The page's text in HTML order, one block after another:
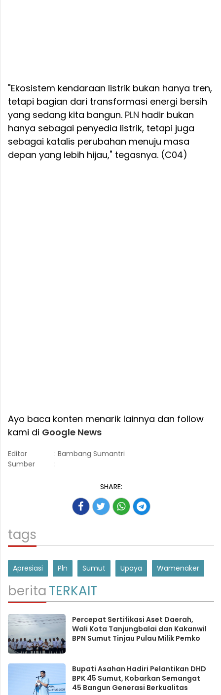
"Ekosistem kendaraan listrik bukan hanya tren,
tetapi bagian dari transformasi energi bersih
yang sedang kita bangun. PLN hadir bukan
hanya sebagai penyedia listrik, tetapi juga
sebagai katalis perubahan menuju masa
depan yang lebih hijau," tegasnya. (C04)
Ayo baca konten menarik lainnya dan follow
kami di Google News
Editor
: Bambang Sumantri
Sumber
:
SHARE:
tags
Apresiasi Pln Sumut Upaya Wamenaker
beritaTERKAIT
Percepat Sertifikasi Aset Daerah,
Wali Kota Tanjungbalai dan Kakanwil
BPN Sumut Tinjau Pulau Milik Pemko
Bupati Asahan Hadiri Pelantikan DHD
BPK 45 Sumut, Kobarkan Semangat
45 Bangun Generasi Berkualitas